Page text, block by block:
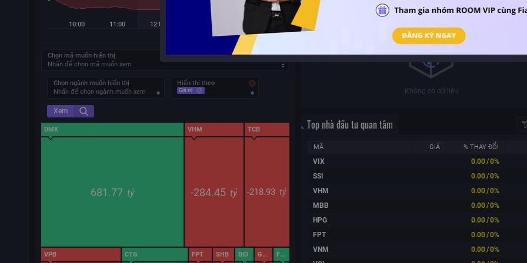
10:00 11:00 12:00 14:00
Chọn mã muốn hiển thị
Nhấn để chọn mã muốn xem
Chọn ngành muốn hiển thị
Nhấn để chọn ngành muốn xem
Hiển thị theo
Giá trị
Xem
DMX
681.77 tỷ
VHM
-284.45 tỷ
TCB
-218.93 tỷ
VPB CTG FPT SHB BID GEX FUEVFVND
Không có dữ liệu
Top nhà đầu tư quan tâm
MÃ GIÁ % THAY ĐỔI
VIX 0.00/0%
SSI
0.00/0%
VHM
0.00/0%
MBB
0.00/0%
HPG
0.00/0%
FPT
0.00/0%
VNM
0.00/0%